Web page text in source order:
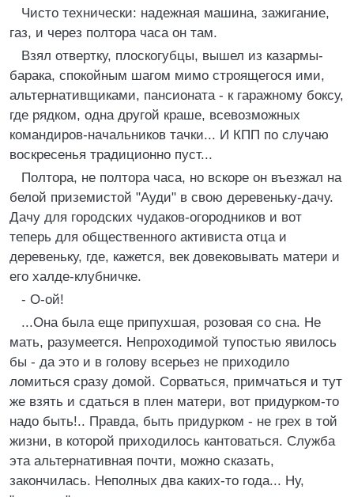
Чисто технически: надежная машина, зажигание,
газ, и через полтора часа он там.
Взял отвертку, плоскогубцы, вышел из казармы-
барака, спокойным шагом мимо строящегося ими,
альтернативщиками, пансионата - к гаражному боксу,
где рядком, одна другой краше, всевозможных
командиров-начальников тачки... И КПП по случаю
воскресенья традиционно пуст...
Полтора, не полтора часа, но вскоре он въезжал на
белой приземистой "Ауди" в свою деревеньку-дачу.
Дачу для городских чудаков-огородников и вот
теперь для общественного активиста отца и
деревеньку, где, кажется, век довековывать матери и
его халде-клубничке.
- О-ой!
...Она была еще припухшая, розовая со сна. Не
мать, разумеется. Непроходимой тупостью явилось
бы - да это и в голову всерьез не приходило
ломиться сразу домой. Сорваться, примчаться и тут
же взять и сдаться в плен матери, вот придурком-то
надо быть!.. Правда, быть придурком - не грех в той
жизни, в которой приходилось кантоваться. Служба
эта альтернативная почти, можно сказать,
закончилась. Неполных два каких-то года... Ну,